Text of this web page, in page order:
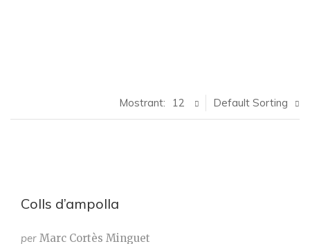
Default Sorting
Mostrant: 12
Colls d’ampolla
per Marc Cortès Minguet